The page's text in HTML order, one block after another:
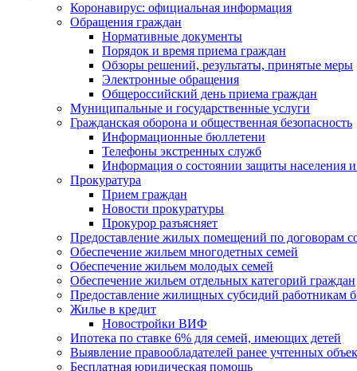
Коронавирус: официальная информация
Обращения граждан
Нормативные документы
Порядок и время приема граждан
Обзоры решений, результаты, принятые меры
Электронные обращения
Общероссийский день приема граждан
Муниципальные и государственные услуги
Гражданская оборона и общественная безопасность
Информационные бюллетени
Телефоны экстренных служб
Информация о состоянии защиты населения
Прокуратура
Прием граждан
Новости прокуратуры
Прокурор разъясняет
Предоставление жилых помещений по договорам
Обеспечение жильем многодетных семей
Обеспечение жильем молодых семей
Обеспечение жильем отдельных категорий граждан
Предоставление жилищных субсидий работникам
Жилье в кредит
Новостройки ВИФ
Ипотека по ставке 6% для семей, имеющих детей
Выявление правообладателей ранее учтенных
Бесплатная юридическая помощь